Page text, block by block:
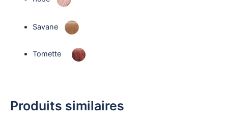
Savane
Tomette
Produits similaires